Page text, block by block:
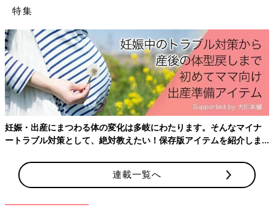
10人いれば10通りの昭和の思い出が出てくる？ ほかの人の思
い出話を聞いていると、不思議と自分もいろいろと思い出されて
きますよね。ふと思い出した昭和のことを子どもに話をしてみる
のもおもしろいかもしれません。
（文：ふくだりょうこ）
■文中のコメントは『ウィメンズパーク』の投稿を再編集したも
のです。
特集
妊娠・出産にまつわる体の変化は多岐にわたります。そんなマイナ
ートラブル対策として、絶対教えたい！保存版アイテムを紹介しま
連載一覧へ